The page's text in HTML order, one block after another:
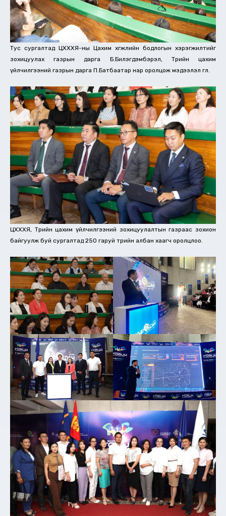
Тус сургалтад ЦХХХЯ-ны Цахим хөгжлийн бодлогын хэрэгжилтийг
зохицуулах газрын дарга Б.Билэгдэмбэрэл, Төрийн цахим
үйлчилгээний газрын дарга П.Батбаатар нар оролцож мэдээлэл өглөө.
ЦХХХЯ, Төрийн цахим үйлчилгээний зохицуулалтын газраас зохион
байгуулж буй сургалтад 250 гаруй төрийн албан хаагч оролцлоо.